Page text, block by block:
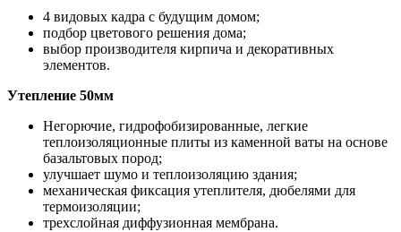
4 видовых кадра с будущим домом;
подбор цветового решения дома;
выбор производителя кирпича и декоративных
элементов.
Утепление 50мм
Негорючие, гидрофобизированные, легкие
теплоизоляционные плиты из каменной ваты на основе
базальтовых пород;
улучшает шумо и теплоизоляцию здания;
механическая фиксация утеплителя, дюбелями для
термоизоляции;
трехслойная диффузионная мембрана.